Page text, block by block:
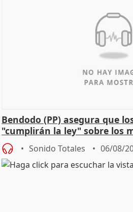
Bendodo (PP) asegura que
"cumplirán la ley" sobre los
Sonido Totales 06/08/